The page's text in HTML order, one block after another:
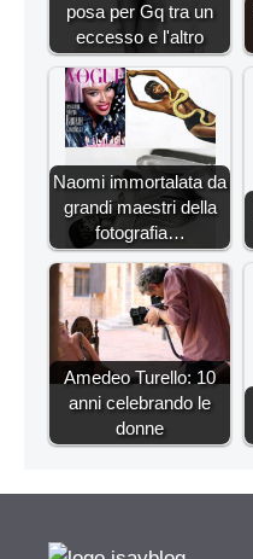
posa per Gq tra un
eccesso e l'altro
Naomi immortalata da
grandi maestri della
fotografia…
Amedeo Turello: 10
anni celebrando le
donne